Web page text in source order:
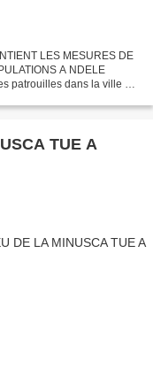
LES MESURES DE
A NDELE
patrouilles dans la ville de
TUE A